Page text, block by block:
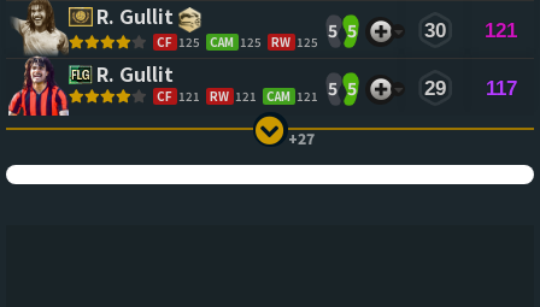
R. Gullit
CF 125 CAM 125 RW 125
5 5 30 121
R. Gullit
CF 121 RW 121 CAM 121 5 5 29 117
+27